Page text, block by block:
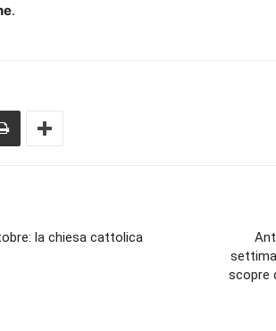
.
la chiesa cattolica
scopre